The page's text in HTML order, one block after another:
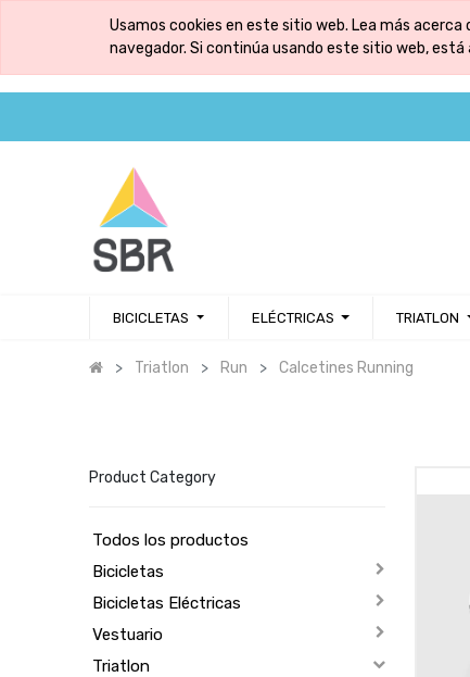
Usamos cookies en este sitio web. Lea más
navegador. Si continúa usando este sitio web, está
BICICLETAS ELÉCTRICAS TRIATLON
Triatlon Run Calcetines Running
Product Category
Todos los productos
Bicicletas
Bicicletas Eléctricas
Vestuario
Triatlon